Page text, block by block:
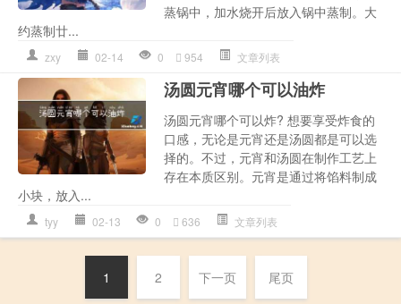
蒸锅中，加水烧开后放入锅中蒸制。大
约蒸制廿...
zxy 02-14 0 954 文章列表
汤圆元宵哪个可以油炸
汤圆元宵哪个可以炸? 想要享受炸食的
口感，无论是元宵还是汤圆都是可以选
择的。不过，元宵和汤圆在制作工艺上
存在本质区别。元宵是通过将馅料制成
小块，放入...
tyy 02-13 0 636 文章列表
1 2 下一页 尾页